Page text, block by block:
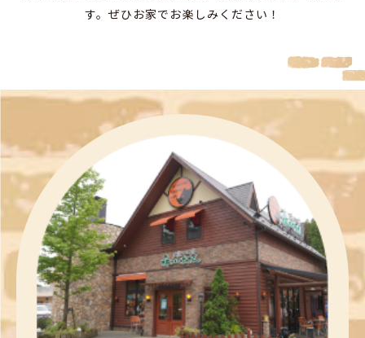
す。ぜひお家でお楽しみください！